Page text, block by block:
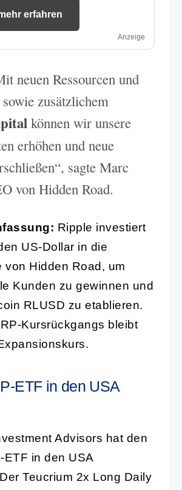
erfahren
Anzeige
neuen Ressourcen und
zusätzlichem
können wir unsere
erhöhen und neue
sagte Marc
von Hidden Road.
Ripple investiert
US-Dollar in die
von Hidden Road, um
Kunden zu gewinnen und
RLUSD zu etablieren.
Kursrückgangs bleibt
ETF in den USA
Advisors hat den
ETF in den USA
Teucrium 2x Long Daily